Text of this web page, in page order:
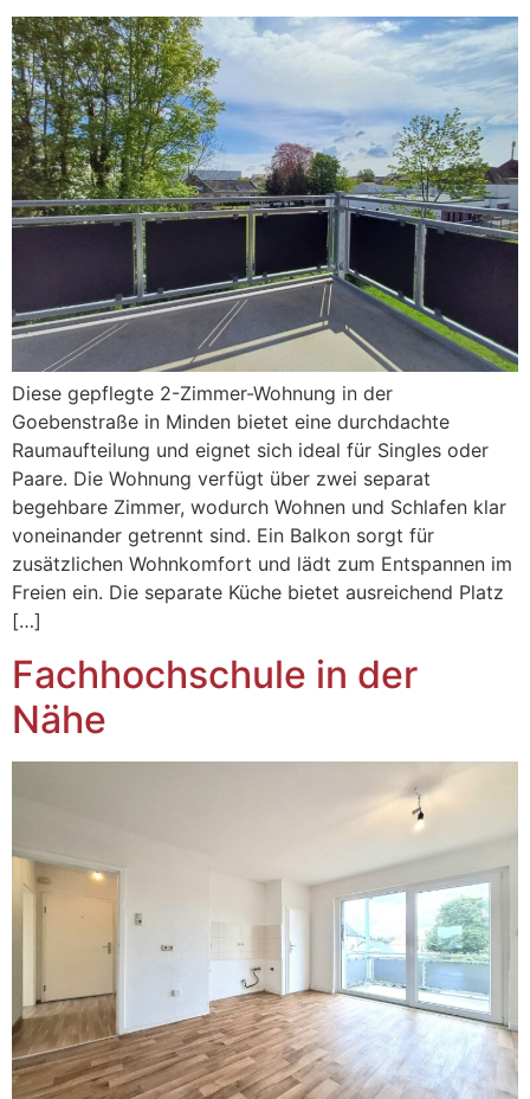
Diese gepflegte 2-Zimmer-Wohnung in der
Goebenstraße in Minden bietet eine durchdachte
Raumaufteilung und eignet sich ideal für Singles oder
Paare. Die Wohnung verfügt über zwei separat
begehbare Zimmer, wodurch Wohnen und Schlafen klar
voneinander getrennt sind. Ein Balkon sorgt für
zusätzlichen Wohnkomfort und lädt zum Entspannen im
Freien ein. Die separate Küche bietet ausreichend Platz
[…]
Fachhochschule in der
Nähe